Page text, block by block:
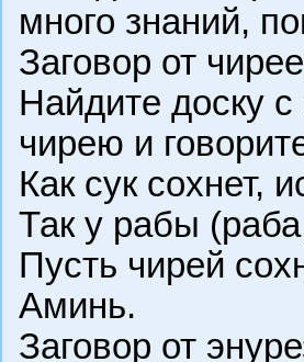
много знаний,
Заговор от
Найдите доску
чирею и
Как сук сохнет,
Так у рабы
Пусть чирей
Аминь.
Заговор от